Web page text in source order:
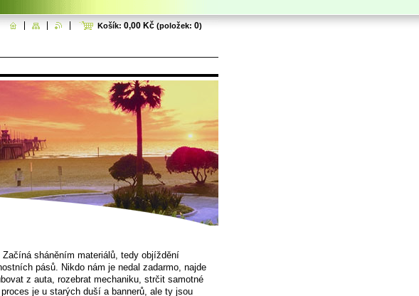
Košík: 0,00 Kč (položek: 0)
sháněním materiálů, tedy objíždění
pásů. Nikdo nám je nedal zadarmo, najde
z auta, rozebrat mechaniku, strčit samotné
je u starých duší a bannerů, ale ty jsou